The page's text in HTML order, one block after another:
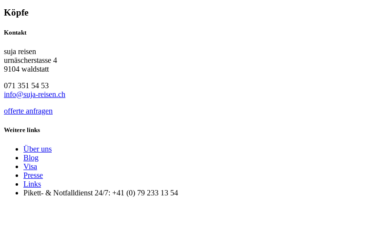
Köpfe
Kontakt
suja reisen
urnäscherstasse 4
9104 waldstatt
071 351 54 53
info@suja-reisen.ch
offerte anfragen
Weitere links
Über uns
Blog
Visa
Presse
Links
Pikett- & Notfalldienst 24/7: +41 (0) 79 233 13 54